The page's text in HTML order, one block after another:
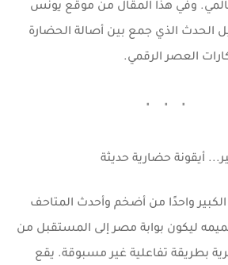
وفي هذا المقال من موقع يونس
الذي جمع بين أصالة الحضارة
العصر الرقمي.
أيقونة حضارية حديثة
واحدًا من أضخم وأحدث المتاحف
ليكون بوابة مصر إلى المستقبل من
بطريقة تفاعلية غير مسبوقة. يقع